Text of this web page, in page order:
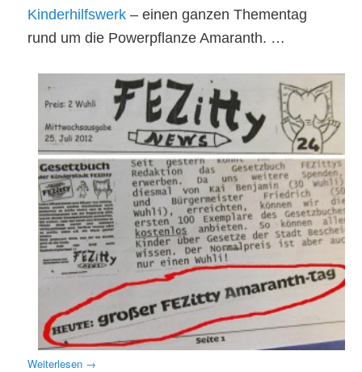
Kinderhilfswerk – einen ganzen Thementag
rund um die Powerpflanze Amaranth. …
Weiterlesen →